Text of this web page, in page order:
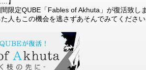
限定QUBE「Fables of Akhuta」が復活致し
人もこの機会を逃さずあそんでみてくださ